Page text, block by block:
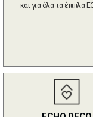
και για όλα τα έπιπλα